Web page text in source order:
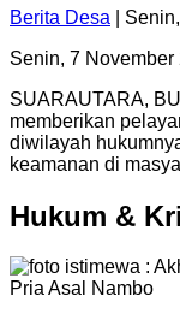
Berita Desa |
Senin, 7 November
SUARAUTARA,
memberikan
diwilayah
keamanan di
Hukum &